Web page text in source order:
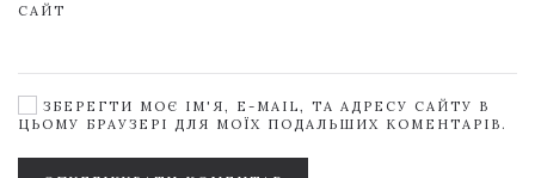
САЙТ
ЗБЕРЕГТИ МОЄ ІМ'Я, E-MAIL, ТА АДРЕСУ САЙТУ В
ЦЬОМУ БРАУЗЕРІ ДЛЯ МОЇХ ПОДАЛЬШИХ КОМЕНТАРІВ.